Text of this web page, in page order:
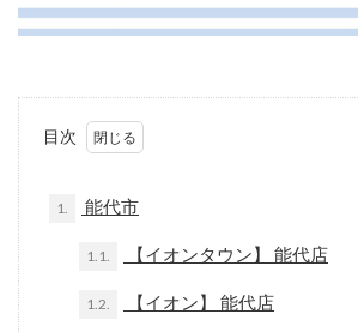
目次
1. 能代市
1.1. 【イオンタウン】 能代店
1.2. 【イオン】 能代店